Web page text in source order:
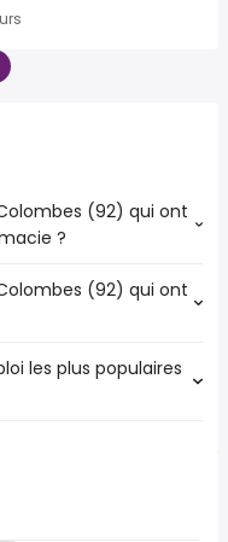
(92) qui ont
?
qui ont le plus
:
(92) qui ont
qui ont le plus
les plus populaires